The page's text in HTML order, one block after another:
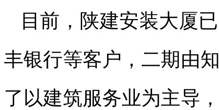
目前，陕建安装大厦
丰银行等客户，二期由
了以建筑服务业为主导